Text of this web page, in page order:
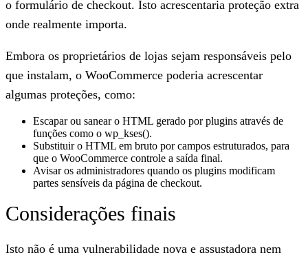
o formulário de checkout. Isto acrescentaria proteção extra
onde realmente importa.
Embora os proprietários de lojas sejam responsáveis pelo
que instalam, o WooCommerce poderia acrescentar
algumas proteções, como:
Escapar ou sanear o HTML gerado por plugins através de
funções como o wp_kses().
Substituir o HTML em bruto por campos estruturados, para
que o WooCommerce controle a saída final.
Avisar os administradores quando os plugins modificam
partes sensíveis da página de checkout.
Considerações finais
Isto não é uma vulnerabilidade nova e assustadora nem